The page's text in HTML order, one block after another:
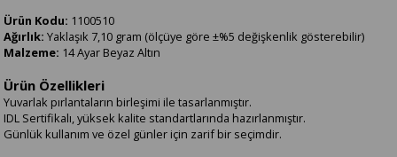
Ürün Kodu: 1100510
Ağırlık: Yaklaşık 7,10 gram (ölçüye göre ±%5 değişkenlik gösterebilir)
Malzeme: 14 Ayar Beyaz Altın
Ürün Özellikleri
Yuvarlak pırlantaların birleşimi ile tasarlanmıştır.
IDL Sertifikalı, yüksek kalite standartlarında hazırlanmıştır.
Günlük kullanım ve özel günler için zarif bir seçimdir.